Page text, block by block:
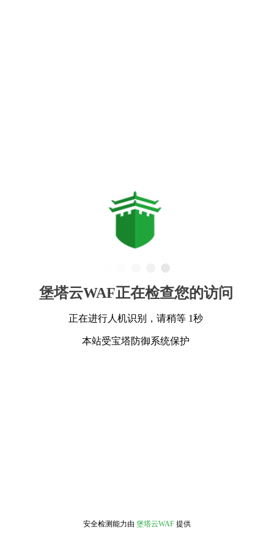
堡塔云WAF正在检查您的访问
正在进行人机识别，请稍等 1秒
本站受宝塔防御系统保护
安全检测能力由 堡塔云WAF 提供